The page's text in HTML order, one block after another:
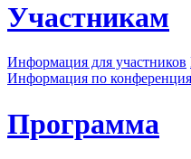
Участникам
Информация для участников
Информация по
Программа